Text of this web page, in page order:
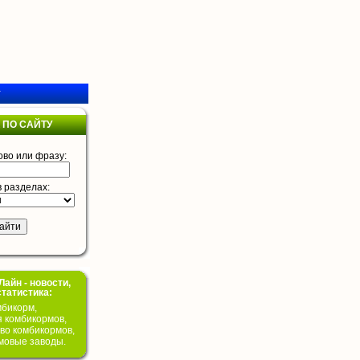
САЙТУ
или фразу:
разделах:
- новости,
комбикормов,
комбикормов,
заводы.